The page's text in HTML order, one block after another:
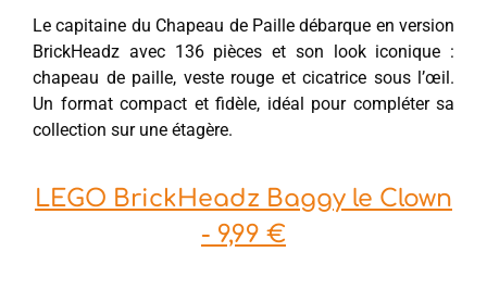
Le capitaine du Chapeau de Paille débarque en version
BrickHeadz avec 136 pièces et son look iconique :
chapeau de paille, veste rouge et cicatrice sous l’œil.
Un format compact et fidèle, idéal pour compléter sa
collection sur une étagère.
LEGO BrickHeadz Baggy le Clown
- 9,99 €